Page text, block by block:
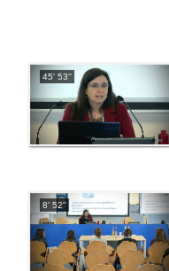
45' 53''
8' 52''